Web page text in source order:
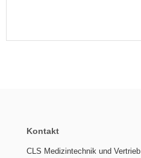
Kontakt
CLS Medizintechnik und Vertrieb